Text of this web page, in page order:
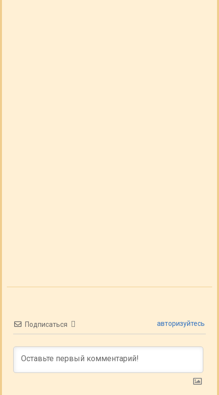
Подписаться авторизуйтесь